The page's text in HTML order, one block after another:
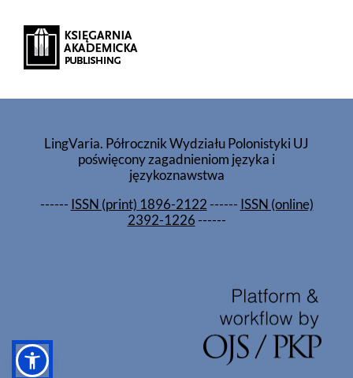
LingVaria. Półrocznik Wydziału Polonistyki UJ
poświęcony zagadnieniom języka i
językoznawstwa
------ ISSN (print) 1896-2122------ ISSN (online)
2392-1226------